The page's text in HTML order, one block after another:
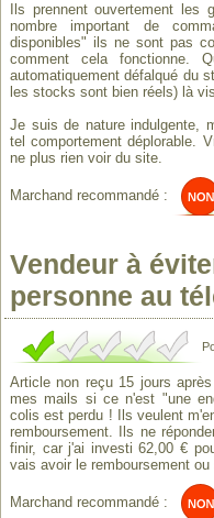
Ils prennent ouvertement les
nombre important de
disponibles" ils ne sont pas
comment cela fonctionne.
automatiquement défalqué du
les stocks sont bien réels) là
Je suis de nature indulgente,
tel comportement déplorable.
ne plus rien voir du site.
Marchand recommandé :
Vendeur à
personne au
Article non reçu 15 jours
mes mails si ce n'est "une
colis est perdu ! Ils veulent
remboursement. Ils ne
finir, car j'ai investi 62,00 €
vais avoir le remboursement
Marchand recommandé :